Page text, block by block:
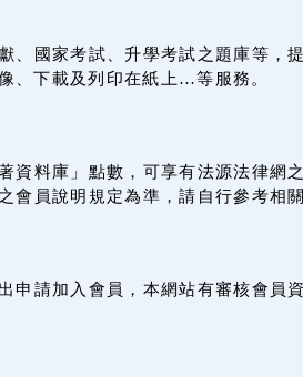
國家考試、升學考試之題庫等，
、下載及列印在紙上…等服務。
資料庫」點數，可享有法源法律網
會員說明規定為準，請自行參考相關
申請加入會員，本網站有審核會員